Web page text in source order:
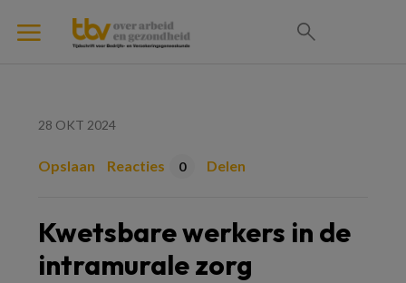
28 OKT 2024
Opslaan Reacties 0 Delen
Kwetsbare werkers in de
intramurale zorg